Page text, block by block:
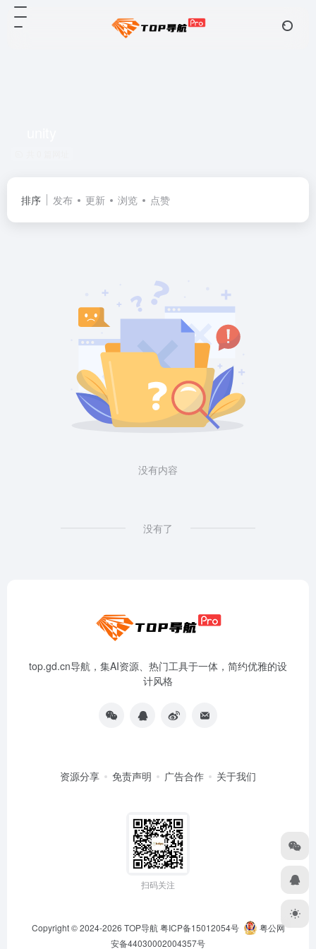
排序 发布 更新 浏览 点赞
没有内容
没有了
top.gd.cn导航，集AI资源、热门工具于一体，简约优雅的设
计风格
资源分享 免责声明 广告合作 关于我们
扫码关注
Copyright © 2024-2026 TOP导航 粤ICP备15012054号
粤公网
安备44030002004357号